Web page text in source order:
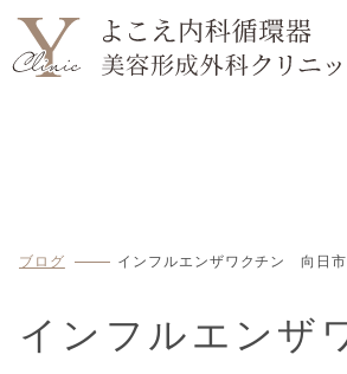
ブログ インフルエンザワクチン 向日市
インフルエンザ